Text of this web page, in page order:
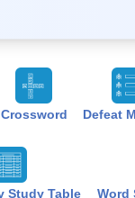
Crossword Defeat
Study Table Word